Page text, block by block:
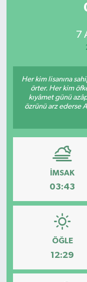
7
Her kim lisanına
örter. Her kim
kıyâmet günü
özrünü arz ederse
İMSAK
03:43
ÖĞLE
12:29
Son Dakika